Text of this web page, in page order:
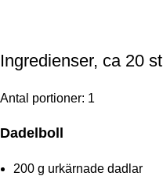
Ingredienser, ca 20 st
Antal portioner: 1
Dadelboll
200 g urkärnade dadlar